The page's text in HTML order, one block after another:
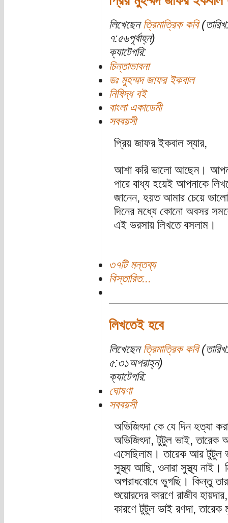
লিখেছেনত্রিমাত্রিক কবি
৭:৫৬পূর্বাহ্ন)
ক্যাটেগরি:
চিন্তাভাবনা
ডঃ মুহম্মদ জাফর ইকবাল
নিষিদ্ধ বই
বাংলা একাডেমী
সববয়সী
প্রিয় জাফর ইকবাল স্যার,
আশা করি ভালো আছেন।
পারে বাধ্য হয়েই আপনাকে
জানেন, হয়ত আমার চেয়ে
দিনের মধ্যে কোনো অবসর
এই ভরসায় লিখতে বসলাম।
৩৭টি মন্তব্য
বিস্তারিত...
লিখতেই হবে
লিখেছেনত্রিমাত্রিক কবি
৫:৩১অপরাহ্ন)
ক্যাটেগরি:
ঘোষণা
সববয়সী
অভিজিৎদা কে যে দিন হত্যা
অভিজিৎদা, টুটুল ভাই, তারেক
এসেছিলাম। তারেক আর টুটুল
সুস্থ্য আছি, ওনারা সুস্থ্য নাই।
অপরাধবোধে ভুগছি। কিন্তু
শুয়োরদের কারণে রাজীব
কারণে টুটুল ভাই রণদা, তারেক